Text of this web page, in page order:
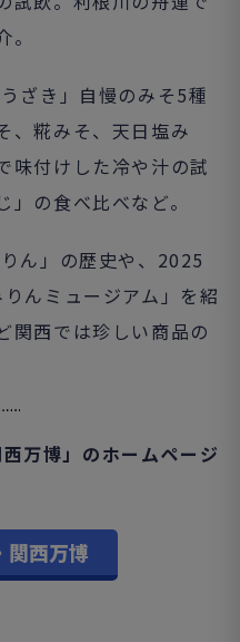
ざき」自慢のみそ5種
、糀みそ、天日塩み
味付けした冷や汁の試
の食べ比べなど。
ん」の歴史や、2025
んミュージアム」を紹
関西では珍しい商品の
万博」のホームページ
関西万博